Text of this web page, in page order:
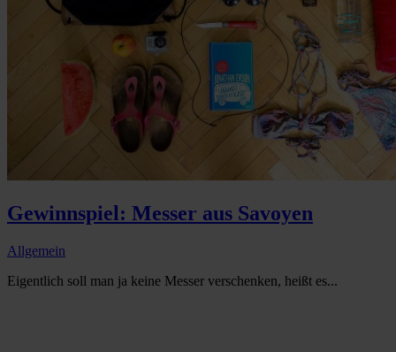
Gewinnspiel: Messer aus Savoyen
Allgemein
Eigentlich soll man ja keine Messer verschenken, heißt es...